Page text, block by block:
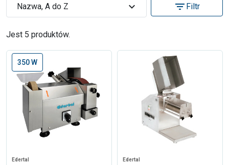
Jest 5 produktów.
Nazwa, A do Z expand_more filter_list Filtr
350 W
Edertal Edertal